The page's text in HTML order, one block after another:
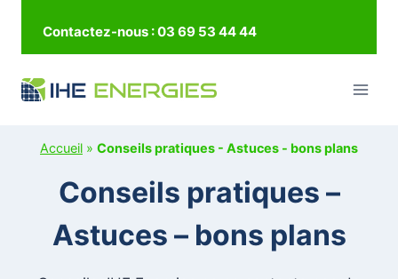
contenu
Contactez-nous : 03 69 53 44 44
Accueil » Conseils pratiques - Astuces - bons plans
Conseils pratiques –
Astuces – bons plans